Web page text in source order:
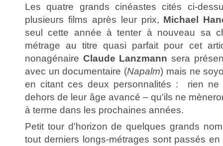
Les quatre grands cinéastes cités ci-
plusieurs films après leur prix, Michael
seul cette année à tenter à nouveau sa
métrage au titre quasi parfait pour cet
nonagénaire Claude Lanzmann sera
avec un documentaire (Napalm) mais ne
en citant ces deux personnalités : rien ne
dehors de leur âge avancé – qu'ils ne
à terme dans les prochaines années.
Petit tour d'horizon de quelques grands
tout derniers longs-métrages sont passés